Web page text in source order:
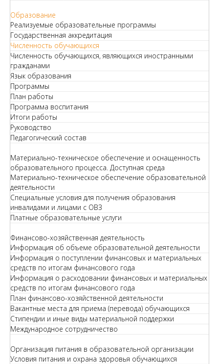
Образование
Реализуемые образовательные программы
Государственная аккредитация
Численность обучающихся
Численность обучающихся, являющихся иностранными
гражданами
Язык образования
Программы
План работы
Программа воспитания
Итоги работы
Руководство
Педагогический состав
Материально-техническое обеспечение и оснащенность
образовательного процесса. Доступная среда
Материально-техническое обеспечение образовательной
деятельности
Специальные условия для получения образования
инвалидами и лицами с ОВЗ
Платные образовательные услуги
Финансово-хозяйственная деятельность
Информация об объеме образовательной деятельности
Информация о поступлении финансовых и материальных
средств по итогам финансового года
Информация о расходовании финансовых и материальных
средств по итогам финансового года
План финансово-хозяйственной деятельности
Вакантные места для приема (перевода) обучающихся
Стипендии и иные виды материальной поддержки
Международное сотрудничество
Организация питания в образовательной организации
Условия питания и охрана здоровья обучающихся